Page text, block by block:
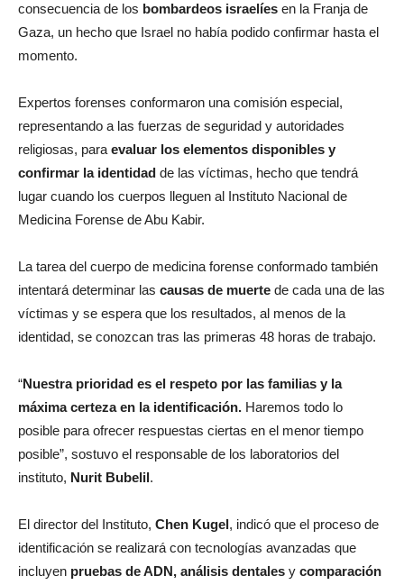
consecuencia de los bombardeos israelíes en la Franja de
Gaza, un hecho que Israel no había podido confirmar hasta el
momento.
Expertos forenses conformaron una comisión especial,
representando a las fuerzas de seguridad y autoridades
religiosas, para evaluar los elementos disponibles y
confirmar la identidad de las víctimas, hecho que tendrá
lugar cuando los cuerpos lleguen al Instituto Nacional de
Medicina Forense de Abu Kabir.
La tarea del cuerpo de medicina forense conformado también
intentará determinar las causas de muerte de cada una de las
víctimas y se espera que los resultados, al menos de la
identidad, se conozcan tras las primeras 48 horas de trabajo.
“Nuestra prioridad es el respeto por las familias y la
máxima certeza en la identificación. Haremos todo lo
posible para ofrecer respuestas ciertas en el menor tiempo
posible”, sostuvo el responsable de los laboratorios del
instituto, Nurit Bubelil.
El director del Instituto, Chen Kugel, indicó que el proceso de
identificación se realizará con tecnologías avanzadas que
incluyen pruebas de ADN, análisis dentales y comparación